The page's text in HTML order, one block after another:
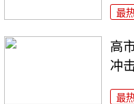
最
高
冲
最